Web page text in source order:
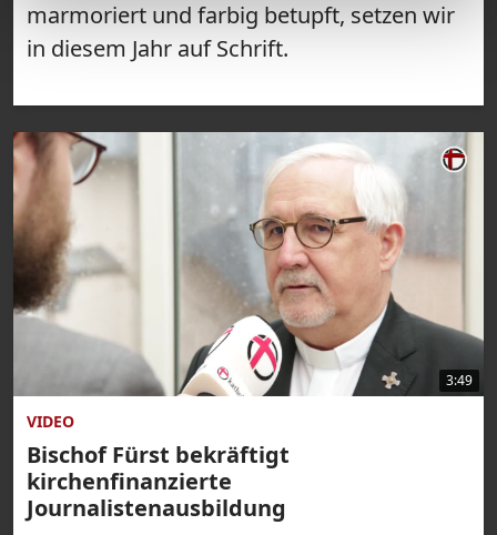
marmoriert und farbig betupft, setzen wir
in diesem Jahr auf Schrift.
3:49
VIDEO
Bischof Fürst bekräftigt
kirchenfinanzierte
Journalistenausbildung